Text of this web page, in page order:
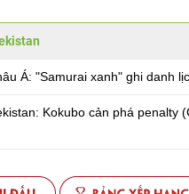
Á: "Samurai xanh" ghi danh
Kokubo cản phá penalty